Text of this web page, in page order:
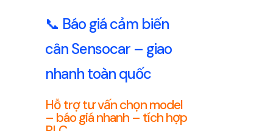
📞 Báo giá cảm biến
cân Sensocar – giao
nhanh toàn quốc
Hỗ trợ tư vấn chọn model
– báo giá nhanh – tích hợp